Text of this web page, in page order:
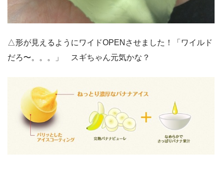
△形が見えるようにワイドOPENさせました！「ワイルド
だろ〜。。。」 スギちゃん元気かな？